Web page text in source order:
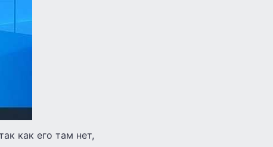
как его там нет,